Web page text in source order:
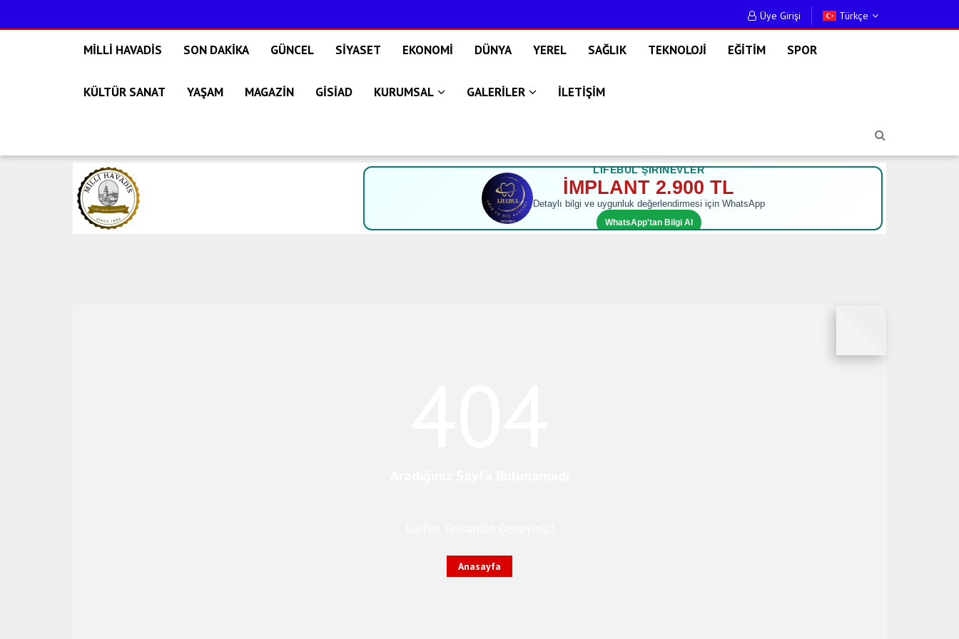
Üye Girişi Türkçe
MİLLİ HAVADİS SON DAKİKA GÜNCEL SİYASET EKONOMİ DÜNYA YEREL SAĞLIK TEKNOLOJİ EĞİTİM SPOR
KÜLTÜR SANAT YAŞAM MAGAZİN GİSİAD KURUMSAL GALERİLER İLETİŞİM
LIFEBUL ŞİRİNEVLER
İMPLANT 2.900 TL
Detaylı bilgi ve uygunluk değerlendirmesi için WhatsApp
WhatsApp'tan Bilgi Al
Anasayfa